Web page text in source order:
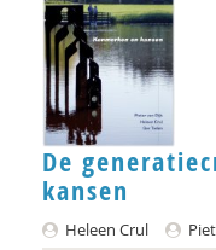
Marian Adriaansen
Jyotsna Agnihotri
Hans Alma
Carlos Alvarez
Christa Anbeek
De
kansen
Heleen Crul